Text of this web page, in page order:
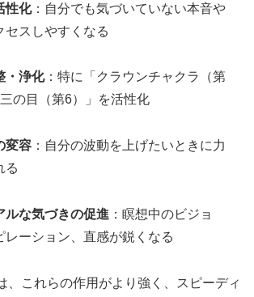
性化：自分でも気づいていない本音や
セスしやすくなる
・浄化：特に「クラウンチャクラ（第
の目（第6）」を活性化
変容 ：自分の波動を上げたいときに力
る
ルな気づきの促進 ：瞑想中のビジョ
レーション、直感が鋭くなる
、これらの作用がより強く、スピーディ